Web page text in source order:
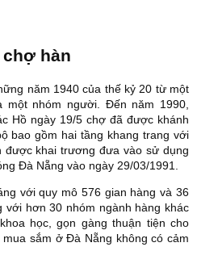
hàn
năm 1940 của thế kỷ 20 từ một
nhóm người. Đến năm 1990,
Hồ ngày 19/5 chợ đã được khánh
bao gồm hai tầng khang trang với
được khai trương đưa vào sử dụng
Đà Nẵng vào ngày 29/03/1991.
với quy mô 576 gian hàng và 36
với hơn 30 nhóm ngành hàng khác
học, gọn gàng thuận tiện cho
sắm ở Đà Nẵng không có cảm